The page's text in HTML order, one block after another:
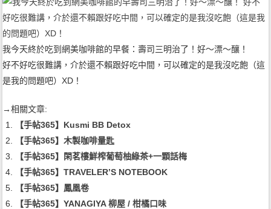
我今天終於吃到網美咖啡館的早餐：壽司三明治了！好～漂～釀！
好不好吃很難講，介於還不賴跟好吃中間，可以確定的是我沒吃飽（這
是我的問題吧）XD！
→相關文章:
【手帖365】Kusmi BB Detox
【手帖365】木製咖啡量匙
【手帖365】閑茗樓鮮榨葡萄柚綠茶+一顆話梅
【手帖365】TRAVELER’S NOTEBOOK
【手帖365】鳳凰卷
【手帖365】YANAGIYA 柳屋 / 柑橘口味